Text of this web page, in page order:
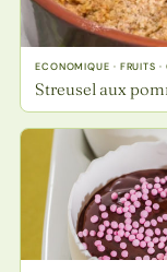
ECONOMIQUE · FRUITS ·
Streusel aux